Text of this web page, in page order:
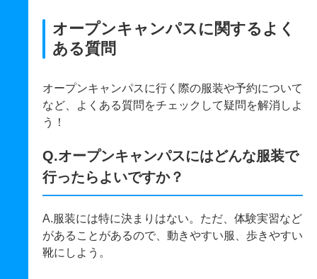
オープンキャンパスに関するよく
ある質問
オープンキャンパスに行く際の服装や予約について
など、よくある質問をチェックして疑問を解消しよ
う！
Q.オープンキャンパスにはどんな服装で
行ったらよいですか？
A.服装には特に決まりはない。ただ、体験実習など
があることがあるので、動きやすい服、歩きやすい
靴にしよう。